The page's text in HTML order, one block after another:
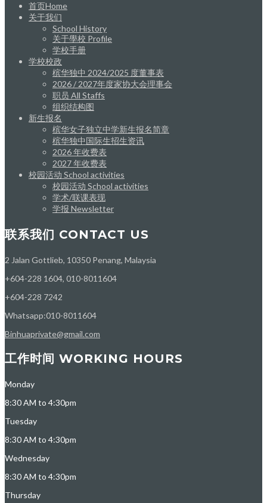
首页Home
关于我们
School History
关于學校 Profile
学校手册
学校校政
槟华独中 2024/2025 度董事表
2026 / 2027年度家协大会理事会
职员 All Staffs
组织结构图
新生报名
槟华女子独立中学新生报名简章
槟华独中国际生招生资讯
2026 年收费表
2027 年收费表
校园活动 School activities
校园活动 School activities
学术/联课表现
学报 Newsletter
联系我们 CONTACT US
2 Jalan Gottlieb, 10350 Penang, Malaysia
+604-228 1604, 010-8011604
+604-228 7242
Whatsapp:010-8011604
Binhuaprivate@gmail.com
工作时间 WORKING HOURS
Monday
8:30 AM to 4:30pm
Tuesday
8:30 AM to 4:30pm
Wednesday
8:30 AM to 4:30pm
Thursday